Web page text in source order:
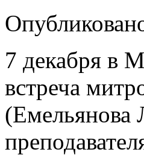
7 декабря в
встреча
(Емельянова